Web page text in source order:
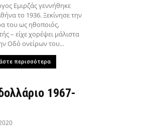
Εμιρζάς γεννήθηκε
το 1936. Ξεκίνησε την
του ως ηθοποιός,
– είχε χορέψει μάλιστα
Οδό ονείρων του...
περισσότερα
1967-